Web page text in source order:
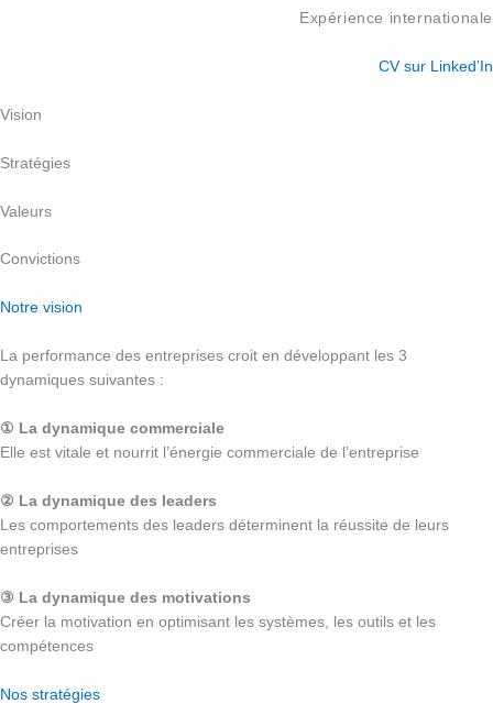
Expérience internationale
CV sur Linked’In
Vision
Stratégies
Valeurs
Convictions
Notre vision
La performance des entreprises croit en développant les 3
dynamiques suivantes :
① La dynamique commerciale
Elle est vitale et nourrit l’énergie commerciale de l’entreprise
② La dynamique des leaders
Les comportements des leaders déterminent la réussite de leurs
entreprises
③ La dynamique des motivations
Créer la motivation en optimisant les systèmes, les outils et les
compétences
Nos stratégies